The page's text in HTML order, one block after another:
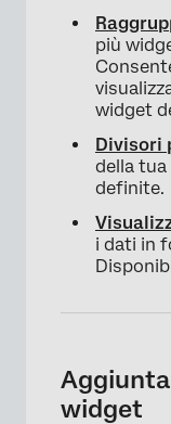
più
widget
Divisori
della tua
definite.
i dati in
widget